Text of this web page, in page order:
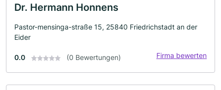
Dr. Hermann Honnens
Pastor-mensinga-straße 15, 25840 Friedrichstadt an der
Eider
0.0 (0 Bewertungen) Firma bewerten